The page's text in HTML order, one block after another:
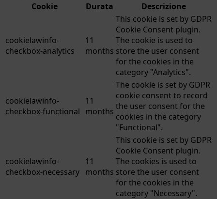
Cookie
Durata Descrizione
cookielawinfo-
checkbox-analytics
11
months
This cookie is set by GDPR
Cookie Consent plugin.
The cookie is used to
store the user consent
for the cookies in the
category "Analytics".
cookielawinfo-
checkbox-functional
11
months
The cookie is set by GDPR
cookie consent to record
the user consent for the
cookies in the category
"Functional".
cookielawinfo-
checkbox-necessary
11
months
This cookie is set by GDPR
Cookie Consent plugin.
The cookies is used to
store the user consent
for the cookies in the
category "Necessary".